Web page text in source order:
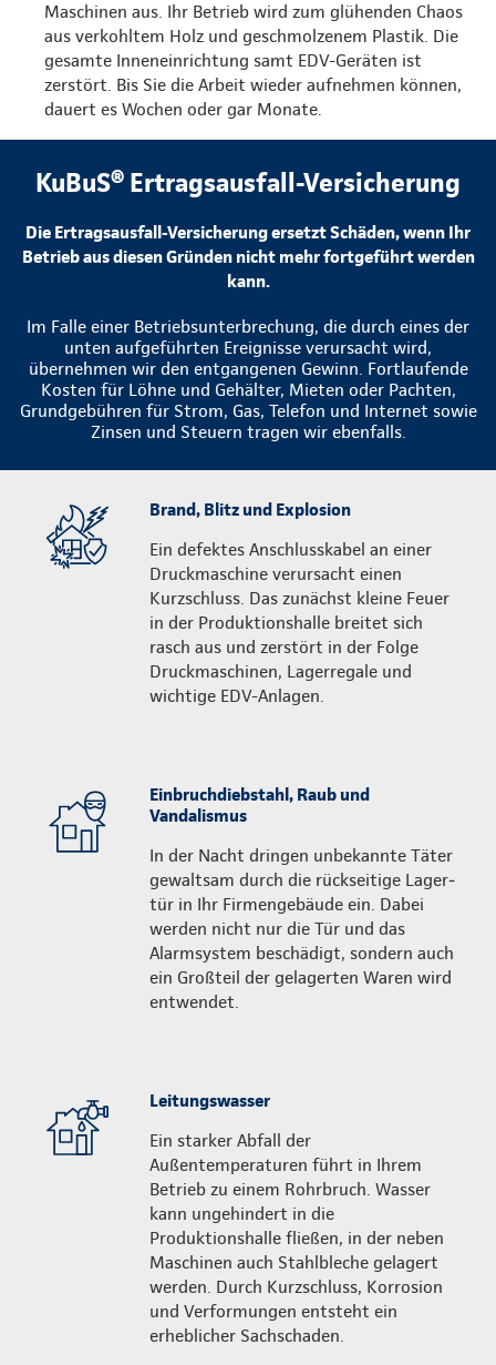
Maschinen aus. Ihr Betrieb wird zum glühenden Chaos
aus verkohltem Holz und geschmolzenem Plastik. Die
gesamte Inneneinrichtung samt EDV-Geräten ist
zerstört. Bis Sie die Arbeit wieder aufnehmen können,
dauert es Wochen oder gar Monate.
KuBuS® Ertragsausfall-Versicherung
Die Ertragsausfall-Versicherung ersetzt Schäden, wenn Ihr
Betrieb aus diesen Gründen nicht mehr fortgeführt werden
kann.
Im Falle einer Betriebsunterbrechung, die durch eines der
unten aufgeführten Ereignisse verursacht wird,
übernehmen wir den entgangenen Gewinn. Fortlaufende
Kosten für Löhne und Gehälter, Mieten oder Pachten,
Grundgebühren für Strom, Gas, Telefon und Internet sowie
Zinsen und Steuern tragen wir ebenfalls.
Brand, Blitz und Explosion
Ein defektes Anschlusskabel an einer
Druckmaschine verursacht einen
Kurzschluss. Das zunächst kleine Feuer
in der Produktionshalle breitet sich
rasch aus und zerstört in der Folge
Druckmaschinen, Lagerregale und
wichtige EDV-Anlagen.
Einbruchdiebstahl, Raub und
Vandalismus
In der Nacht dringen unbekannte Täter
gewaltsam durch die rückseitige Lager­
tür in Ihr Firmengebäude ein. Dabei
werden nicht nur die Tür und das
Alarmsystem beschädigt, sondern auch
ein Großteil der gelagerten Waren wird
entwendet.
Leitungswasser
Ein starker Abfall der
Außentemperaturen führt in Ihrem
Betrieb zu einem Rohrbruch. Wasser
kann ungehindert in die
Produktionshalle fließen, in der neben
Maschinen auch Stahlbleche gelagert
werden. Durch Kurzschluss, Korrosion
und Verformungen entsteht ein
erheblicher Sachschaden.